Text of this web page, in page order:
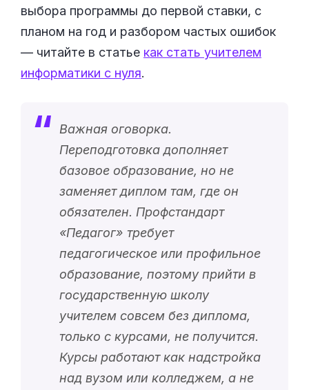
выбора программы до первой ставки, с
планом на год и разбором частых ошибок
— читайте в статье как стать учителем
информатики с нуля.
Важная оговорка.
Переподготовка дополняет
базовое образование, но не
заменяет диплом там, где он
обязателен. Профстандарт
«Педагог» требует
педагогическое или профильное
образование, поэтому прийти в
государственную школу
учителем совсем без диплома,
только с курсами, не получится.
Курсы работают как надстройка
над вузом или колледжем, а не